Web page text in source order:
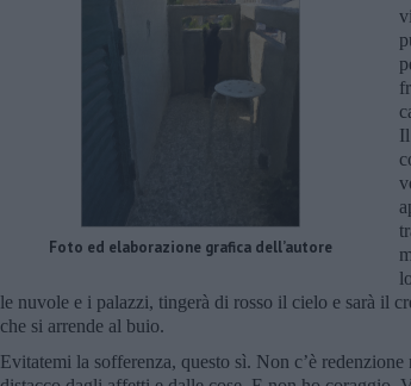
Foto ed elaborazione grafica dell’autore
le nuvole e i palazzi, tingerà di rosso il cielo e sarà il
che si arrende al buio.
Evitatemi la sofferenza, questo sì. Non c’è